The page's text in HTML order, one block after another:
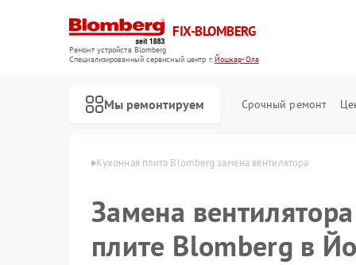
FIX-BLOMBERG
Ремонт устройств Blomberg
Специализированный cервисный центр г.Йошкар-Ола
Мы ремонтируем Срочный ремонт
Кухонная плита Blomberg замена вентилятора
Замена
плите Blomberg в